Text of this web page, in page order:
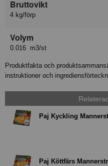
Bruttovikt
4 kg/förp
Volym
0.016 m3/st
Produktfakta och
instruktioner och
Paj Kyckling
Paj Köttfärs